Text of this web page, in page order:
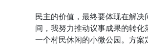
民主的价值，最终要体现在解
间，我努力推动议事成果的转
一个村民休闲的小微公园。方案